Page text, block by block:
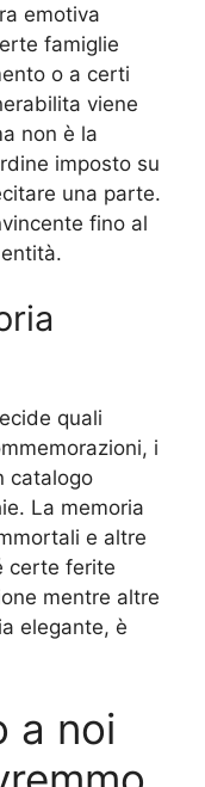
emotiva
famiglie
o a certi
viene
non è la
imposto su
una parte.
fino al
quali
i
catalogo
La memoria
e altre
certe ferite
mentre altre
elegante, è
a noi